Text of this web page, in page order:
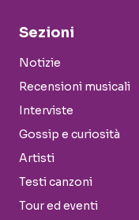
Sezioni
Notizie
Recensioni musicali
Interviste
Gossip e curiosità
Artisti
Testi canzoni
Tour ed eventi